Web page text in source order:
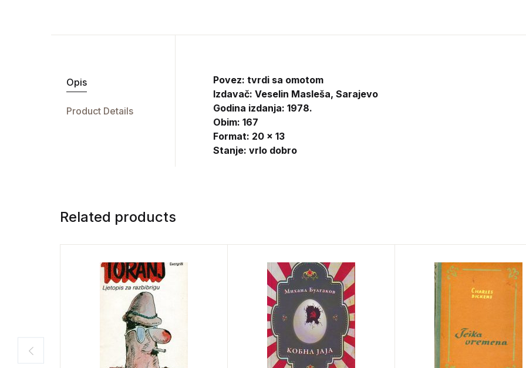
Opis
Product Details
Povez: tvrdi sa omotom
Izdavač: Veselin Masleša, Sarajevo
Godina izdanja: 1978.
Obim: 167
Format: 20 x 13
Stanje: vrlo dobro
Related products